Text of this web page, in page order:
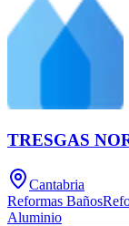
TRESGAS
Cantabria
Reformas Baños
Aluminio